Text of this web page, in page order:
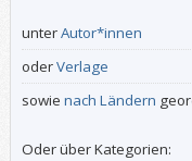
unterAutor*innen
oderVerlage
sowie nach Ländern
Oder über Kategorien: